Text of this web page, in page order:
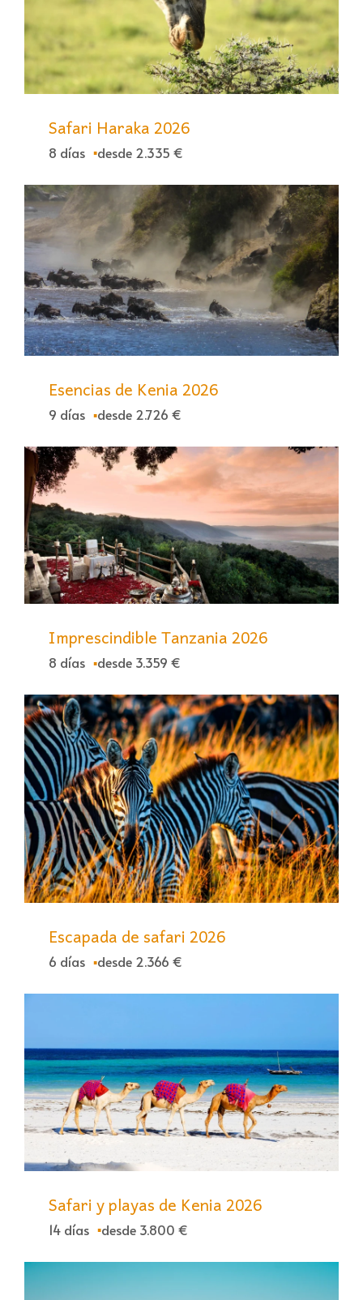
Safari Haraka 2026
8 días desde 2.335 €
Esencias de Kenia 2026
9 días desde 2.726 €
Imprescindible Tanzania 2026
8 días desde 3.359 €
Escapada de safari 2026
6 días desde 2.366 €
Safari y playas de Kenia 2026
14 días desde 3.800 €